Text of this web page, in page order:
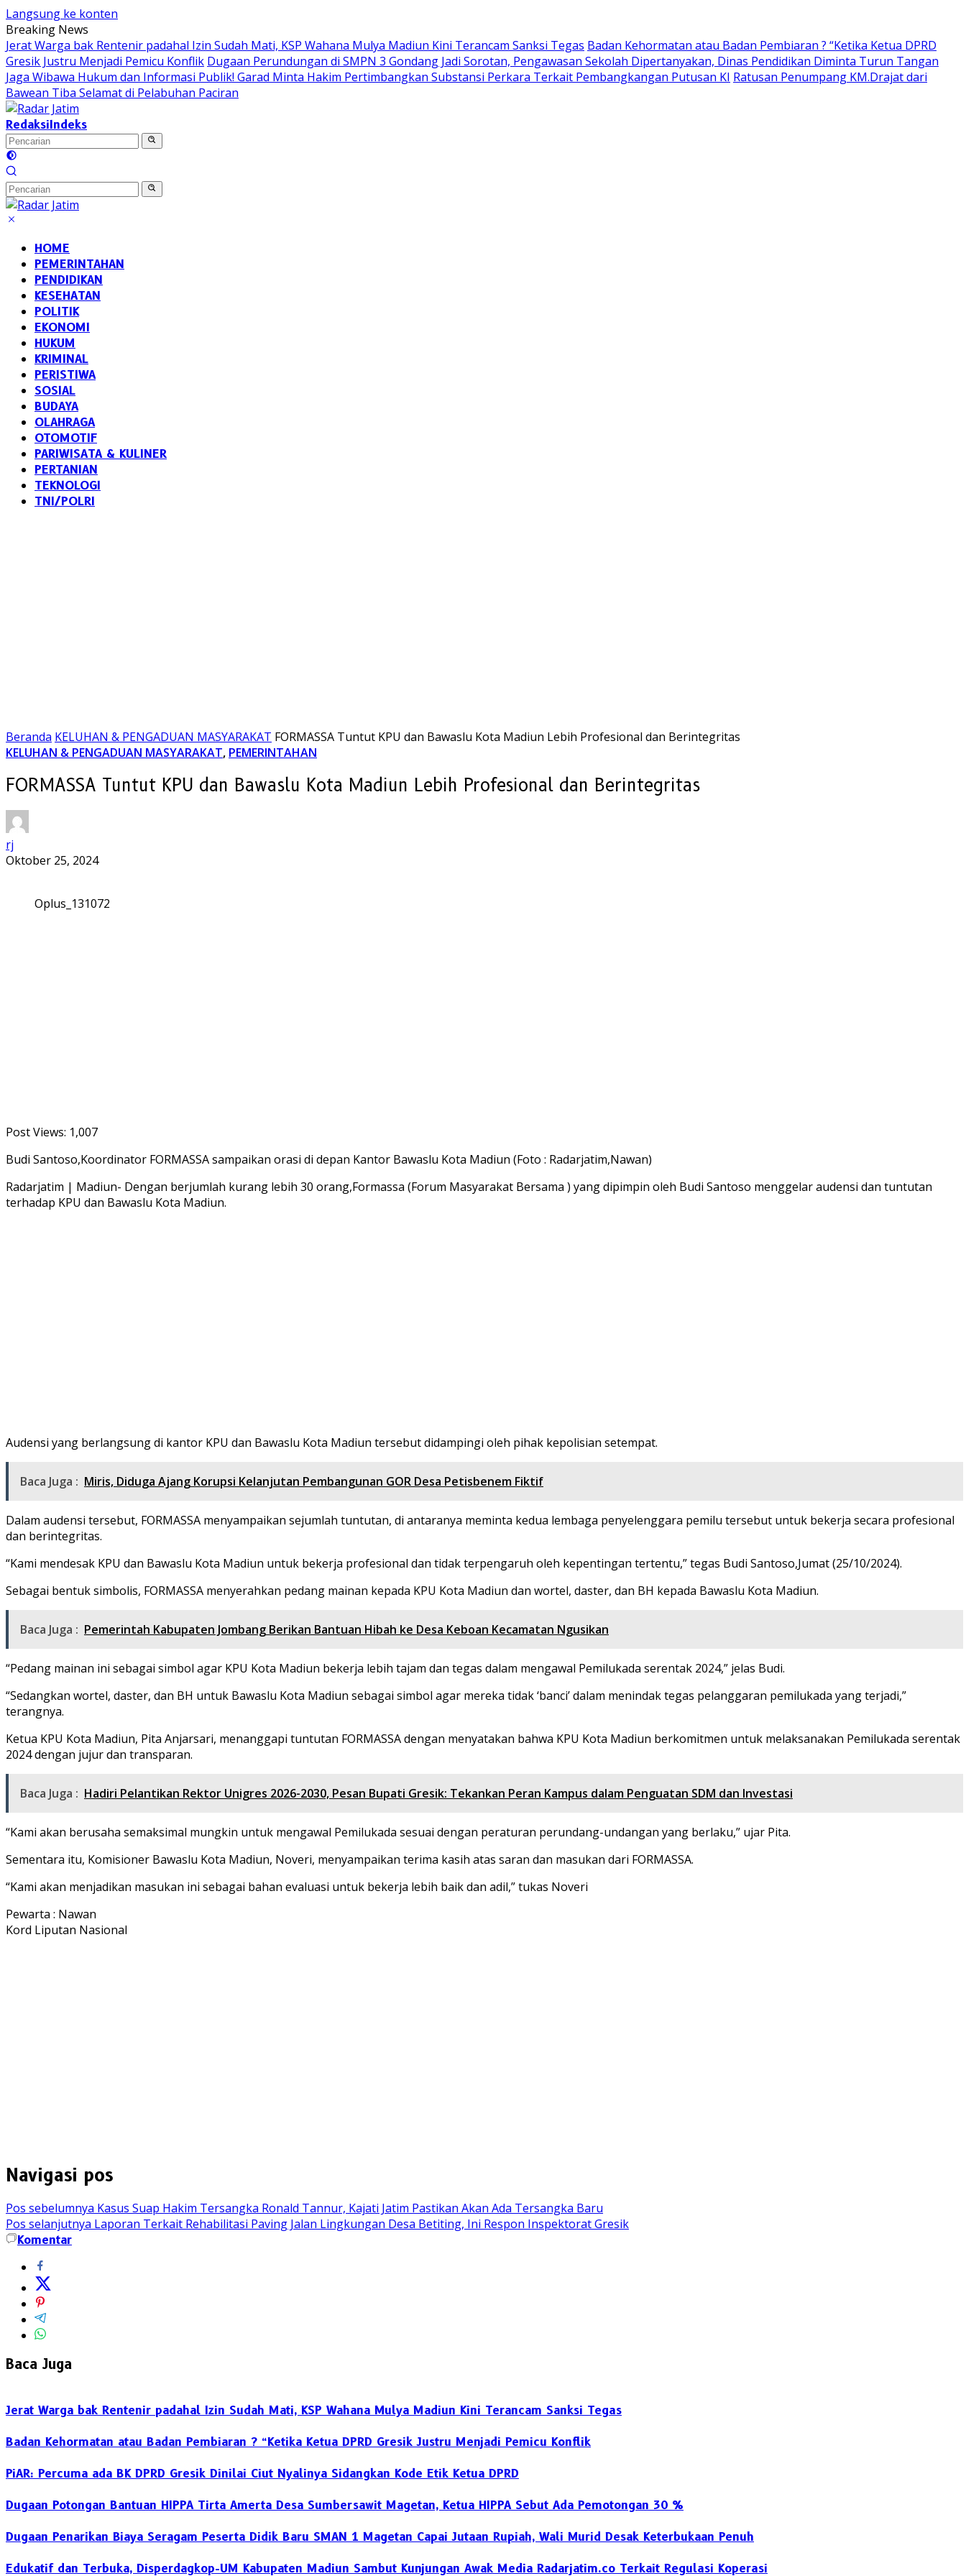
Langsung ke konten
Breaking News
Jerat Warga bak Rentenir padahal Izin Sudah Mati, KSP Wahana Mulya Madiun Kini Terancam Sanksi Tegas Badan Kehormatan atau Badan Pembiaran ? “Ketika Ketua DPRD
Gresik Justru Menjadi Pemicu Konflik Dugaan Perundungan di SMPN 3 Gondang Jadi Sorotan, Pengawasan Sekolah Dipertanyakan, Dinas Pendidikan Diminta Turun Tangan
Jaga Wibawa Hukum dan Informasi Publik! Garad Minta Hakim Pertimbangkan Substansi Perkara Terkait Pembangkangan Putusan KI Ratusan Penumpang KM.Drajat dari
Bawean Tiba Selamat di Pelabuhan Paciran
RedaksiIndeks
HOME
PEMERINTAHAN
PENDIDIKAN
KESEHATAN
POLITIK
EKONOMI
HUKUM
KRIMINAL
PERISTIWA
SOSIAL
BUDAYA
OLAHRAGA
OTOMOTIF
PARIWISATA & KULINER
PERTANIAN
TEKNOLOGI
TNI/POLRI
Beranda KELUHAN & PENGADUAN MASYARAKAT FORMASSA Tuntut KPU dan Bawaslu Kota Madiun Lebih Profesional dan Berintegritas
KELUHAN & PENGADUAN MASYARAKAT, PEMERINTAHAN
FORMASSA Tuntut KPU dan Bawaslu Kota Madiun Lebih Profesional dan Berintegritas
rj
Oktober 25, 2024
Oplus_131072
Post Views: 1,007
Budi Santoso,Koordinator FORMASSA sampaikan orasi di depan Kantor Bawaslu Kota Madiun (Foto : Radarjatim,Nawan)
Radarjatim | Madiun- Dengan berjumlah kurang lebih 30 orang,Formassa (Forum Masyarakat Bersama ) yang dipimpin oleh Budi Santoso menggelar audensi dan tuntutan
terhadap KPU dan Bawaslu Kota Madiun.
Audensi yang berlangsung di kantor KPU dan Bawaslu Kota Madiun tersebut didampingi oleh pihak kepolisian setempat.
Baca Juga : Miris, Diduga Ajang Korupsi Kelanjutan Pembangunan GOR Desa Petisbenem Fiktif
Dalam audensi tersebut, FORMASSA menyampaikan sejumlah tuntutan, di antaranya meminta kedua lembaga penyelenggara pemilu tersebut untuk bekerja secara profesional
dan berintegritas.
“Kami mendesak KPU dan Bawaslu Kota Madiun untuk bekerja profesional dan tidak terpengaruh oleh kepentingan tertentu,” tegas Budi Santoso,Jumat (25/10/2024).
Sebagai bentuk simbolis, FORMASSA menyerahkan pedang mainan kepada KPU Kota Madiun dan wortel, daster, dan BH kepada Bawaslu Kota Madiun.
Baca Juga : Pemerintah Kabupaten Jombang Berikan Bantuan Hibah ke Desa Keboan Kecamatan Ngusikan
“Pedang mainan ini sebagai simbol agar KPU Kota Madiun bekerja lebih tajam dan tegas dalam mengawal Pemilukada serentak 2024,” jelas Budi.
“Sedangkan wortel, daster, dan BH untuk Bawaslu Kota Madiun sebagai simbol agar mereka tidak ‘banci’ dalam menindak tegas pelanggaran pemilukada yang terjadi,”
terangnya.
Ketua KPU Kota Madiun, Pita Anjarsari, menanggapi tuntutan FORMASSA dengan menyatakan bahwa KPU Kota Madiun berkomitmen untuk melaksanakan Pemilukada serentak
2024 dengan jujur dan transparan.
Baca Juga : Hadiri Pelantikan Rektor Unigres 2026-2030, Pesan Bupati Gresik: Tekankan Peran Kampus dalam Penguatan SDM dan Investasi
“Kami akan berusaha semaksimal mungkin untuk mengawal Pemilukada sesuai dengan peraturan perundang-undangan yang berlaku,” ujar Pita.
Sementara itu, Komisioner Bawaslu Kota Madiun, Noveri, menyampaikan terima kasih atas saran dan masukan dari FORMASSA.
“Kami akan menjadikan masukan ini sebagai bahan evaluasi untuk bekerja lebih baik dan adil,” tukas Noveri
Pewarta : Nawan
Kord Liputan Nasional
Navigasi pos
Pos sebelumnya Kasus Suap Hakim Tersangka Ronald Tannur, Kajati Jatim Pastikan Akan Ada Tersangka Baru
Pos selanjutnya Laporan Terkait Rehabilitasi Paving Jalan Lingkungan Desa Betiting, Ini Respon Inspektorat Gresik
Komentar
Baca Juga
Jerat Warga bak Rentenir padahal Izin Sudah Mati, KSP Wahana Mulya Madiun Kini Terancam Sanksi Tegas
Badan Kehormatan atau Badan Pembiaran ? “Ketika Ketua DPRD Gresik Justru Menjadi Pemicu Konflik
PiAR: Percuma ada BK DPRD Gresik Dinilai Ciut Nyalinya Sidangkan Kode Etik Ketua DPRD
Dugaan Potongan Bantuan HIPPA Tirta Amerta Desa Sumbersawit Magetan, Ketua HIPPA Sebut Ada Pemotongan 30 %
Dugaan Penarikan Biaya Seragam Peserta Didik Baru SMAN 1 Magetan Capai Jutaan Rupiah, Wali Murid Desak Keterbukaan Penuh
Edukatif dan Terbuka, Disperdagkop-UM Kabupaten Madiun Sambut Kunjungan Awak Media Radarjatim.co Terkait Regulasi Koperasi